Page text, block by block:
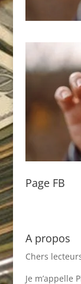
Page FB
A propos
Chers
Je m’appelle